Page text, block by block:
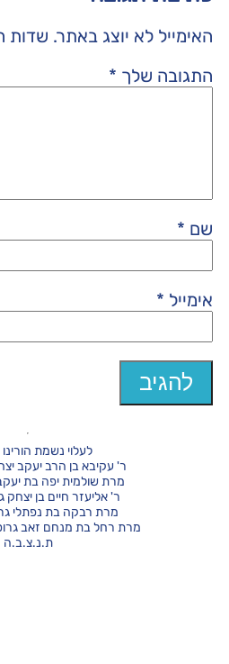
האימייל לא יוצג באתר. שדות
התגובה שלך *
שם *
אימייל *
לעלוי נשמת
ר' עקיבא בן הרב יעקב
מרת שולמית יפה בת
ר' אליעזר חיים בן יצחק
מרת רבקה בת נפתלי
מרת רחל בת מנחם זאב
ת.נ.צ.ב.ה